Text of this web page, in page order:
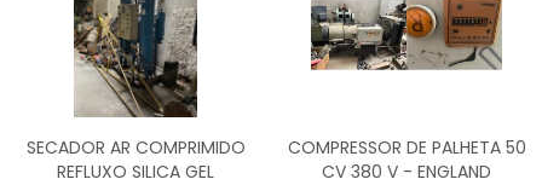
SECADOR AR COMPRIMIDO
REFLUXO SILICA GEL
COMPRESSOR DE PALHETA 50
CV 380 V - ENGLAND